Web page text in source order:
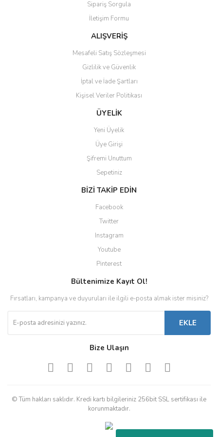
Ürün bilgilerinde hatalar bulunuyor.
Ürün fiyatı diğer sitelerden daha pahalı.
Bu ürüne benzer farklı alternatifler olmalı.
Gönder
Sipariş Sorgula
İletişim Formu
ALIŞVERİŞ
Mesafeli Satış Sözleşmesi
Gizlilik ve Güvenlik
İptal ve İade Şartları
Kişisel Veriler Politikası
ÜYELİK
Yeni Üyelik
Üye Girişi
Şifremi Unuttum
Sepetiniz
BİZİ TAKİP EDİN
Facebook
Twitter
Instagram
Youtube
Pinterest
Bültenimize Kayıt Ol!
Fırsatları, kampanya ve duyuruları ile ilgili e-posta almak ister misiniz?
EKLE
Bize Ulaşın
© Tüm hakları saklıdır. Kredi kartı bilgileriniz 256bit SSL sertifikası ile
korunmaktadır.